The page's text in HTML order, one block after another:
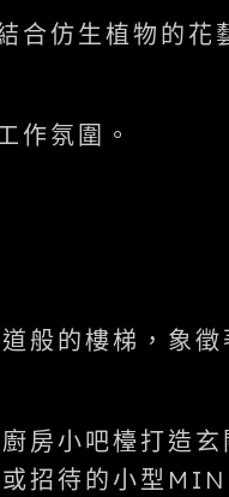
合仿生植物的花
作氛圍。
般的樓梯，象
房小吧檯打造
招待的小型